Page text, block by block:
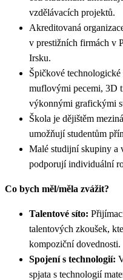
vzdělávacích projektů.
Akreditovaná
v prestižních firmách v
Irsku.
Špičkové
muflovými pecemi, 3D
výkonnými grafickými
Škola je dějištěm
umožňují studentům
Malé studijní skupiny a
podporují individuální
Co bych měl/měla zvážit?
Talentové síto:
talentových zkoušek,
kompoziční dovednosti.
Spojení s technologií:
spjata s technologií